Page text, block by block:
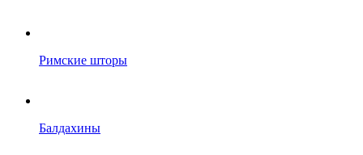
Римские шторы
Балдахины